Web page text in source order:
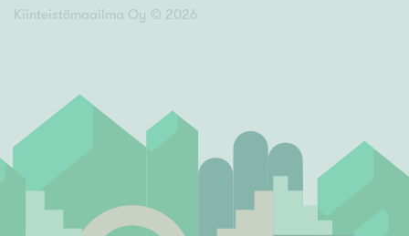
Kiinteistömaailma Oy © 2026